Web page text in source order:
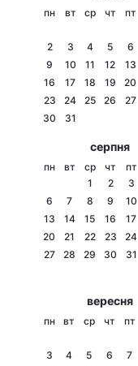
Інтерв'ю
Архів
Контакти
Тема оформлення
пн вт ср чт пт
2
3 4 5 6
9
10 11 12 13
16
17 18 19 20
23
24 25 26 27
30
31
серпня
пн вт ср чт пт
1
2 3
6
7 8 9 10
13
14 15 16 17
20
21 22 23 24
27
28 29 30 31
вересня
пн вт ср чт пт
3
4 5 6 7